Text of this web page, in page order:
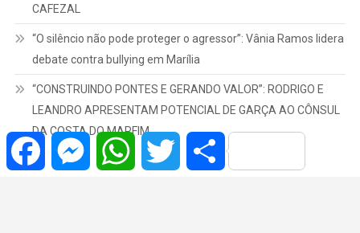
CAFEZAL
“O silêncio não pode proteger o agressor”: Vânia Ramos lidera
debate contra bullying em Marília
“CONSTRUINDO PONTES E GERANDO VALOR”: RODRIGO E
LEANDRO APRESENTAM POTENCIAL DE GARÇA AO CÔNSUL
DA COSTA DO MARFIM
FacebookMessengerWhatsAppTwitter Share